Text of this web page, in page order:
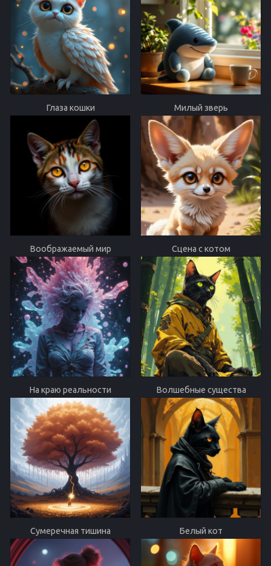
Глаза кошки Милый зверь
Воображаемый мир Сцена с котом
На краю реальности Волшебные существа
Сумеречная тишина Белый кот